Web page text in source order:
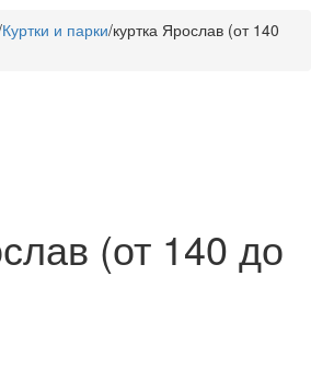
Куртки и парки/куртка Ярослав (от 140
(от 140 до